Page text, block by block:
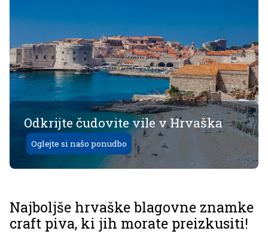
Odkrijte čudovite vile v Hrvaška
Oglejte si našo ponudbo
Najboljše hrvaške blagovne znamke
craft piva, ki jih morate preizkusiti!